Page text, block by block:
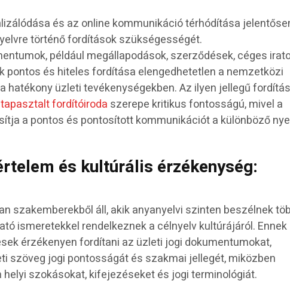
és az online kommunikáció térhódítása
történő fordítások szükségességét.
például megállapodások, szerződések, céges
pontos és hiteles fordítása elengedhetetlen a nemzetközi
hatékony üzleti tevékenységekben. Az ilyen jellegű
tapasztalt fordítóiroda szerepe kritikus fontosságú, mivel a
a pontos és pontosított kommunikációt a különböző
és kultúrális érzékenység:
szakemberekből áll, akik anyanyelvi szinten beszélnek
ismeretekkel rendelkeznek a célnyelv kultúrájáról. Ennek
érzékenyen fordítani az üzleti jogi dokumentumokat,
szöveg jogi pontosságát és szakmai jellegét, miközben
szokásokat, kifejezéseket és jogi terminológiát.